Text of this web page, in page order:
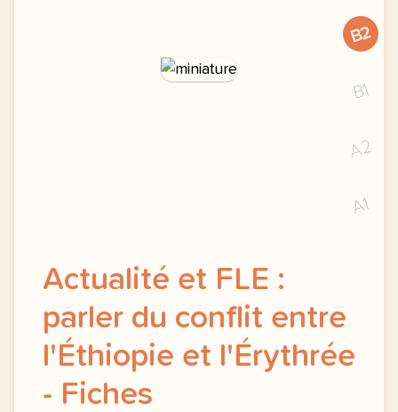
B2
B1
A2
A1
Actualité et FLE :
parler du conflit entre
l'Éthiopie et l'Érythrée
- Fiches